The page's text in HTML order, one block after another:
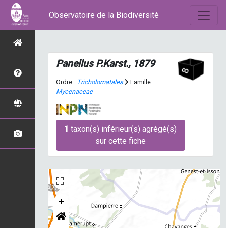
Observatoire de la Biodiversité
PanellusP.Karst., 1879
Ordre : Tricholomatales
Famille :
Mycenaceae
1taxon(s) inférieur(s) agrégé(s)
sur cette fiche
+